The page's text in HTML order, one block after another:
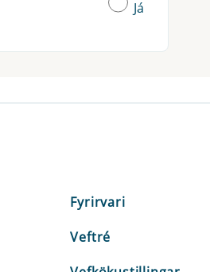
Já
Fyrirvari
Veftré